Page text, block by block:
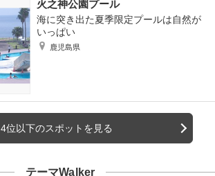
火之神公園プール
海に突き出た夏季限定プールは自然が
いっぱい
鹿児島県
4位以下のスポットを見る
テーマWalker